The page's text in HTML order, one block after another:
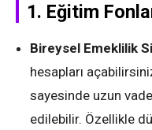
1. Eğitim
Bireysel Emeklilik
hesapları
sayesinde uzun
edilebilir. Özellikle